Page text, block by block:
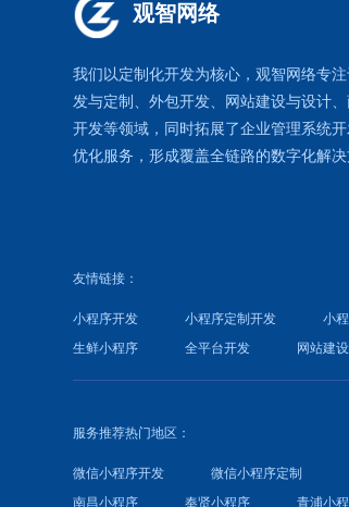
观智网络
我们以定制化开发为核心，观智网络专
发与定制、外包开发、 网站建设与设计、
开发等领域，同时拓展了企业管理系统
优化服务，形成覆盖全链路的数字化解决
友情链接：
小程序开发 小程序定制开发 小
生鲜小程序
全平台开发 网站建设
服务推荐热门地区：
微信小程序开发 微信小程序定制
南昌小程序
奉贤小程序 青浦小